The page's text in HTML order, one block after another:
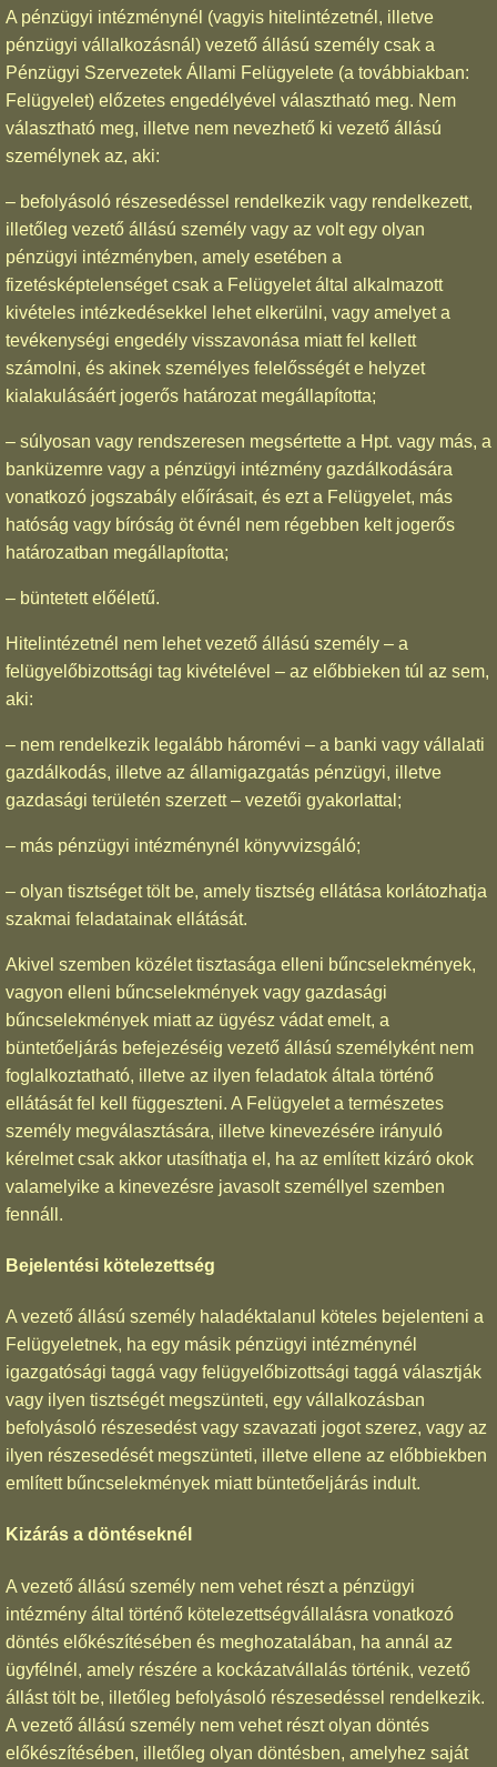
A pénzügyi intézménynél (vagyis hitelintézetnél, illetve
pénzügyi vállalkozásnál) vezető állású személy csak a
Pénzügyi Szervezetek Állami Felügyelete (a továbbiakban:
Felügyelet) előzetes engedélyével választható meg. Nem
választható meg, illetve nem nevezhető ki vezető állású
személynek az, aki:
– befolyásoló részesedéssel rendelkezik vagy rendelkezett,
illetőleg vezető állású személy vagy az volt egy olyan
pénzügyi intézményben, amely esetében a
fizetésképtelenséget csak a Felügyelet által alkalmazott
kivételes intézkedésekkel lehet elkerülni, vagy amelyet a
tevékenységi engedély visszavonása miatt fel kellett
számolni, és akinek személyes felelősségét e helyzet
kialakulásáért jogerős határozat megállapította;
– súlyosan vagy rendszeresen megsértette a Hpt. vagy más, a
banküzemre vagy a pénzügyi intézmény gazdálkodására
vonatkozó jogszabály előírásait, és ezt a Felügyelet, más
hatóság vagy bíróság öt évnél nem régebben kelt jogerős
határozatban megállapította;
– büntetett előéletű.
Hitelintézetnél nem lehet vezető állású személy – a
felügyelőbizottsági tag kivételével – az előbbieken túl az sem,
aki:
– nem rendelkezik legalább háromévi – a banki vagy vállalati
gazdálkodás, illetve az államigazgatás pénzügyi, illetve
gazdasági területén szerzett – vezetői gyakorlattal;
– más pénzügyi intézménynél könyvvizsgáló;
– olyan tisztséget tölt be, amely tisztség ellátása korlátozhatja
szakmai feladatainak ellátását.
Akivel szemben közélet tisztasága elleni bűncselekmények,
vagyon elleni bűncselekmények vagy gazdasági
bűncselekmények miatt az ügyész vádat emelt, a
büntetőeljárás befejezéséig vezető állású személyként nem
foglalkoztatható, illetve az ilyen feladatok általa történő
ellátását fel kell függeszteni. A Felügyelet a természetes
személy megválasztására, illetve kinevezésére irányuló
kérelmet csak akkor utasíthatja el, ha az említett kizáró okok
valamelyike a kinevezésre javasolt személlyel szemben
fennáll.
Bejelentési kötelezettség
A vezető állású személy haladéktalanul köteles bejelenteni a
Felügyeletnek, ha egy másik pénzügyi intézménynél
igazgatósági taggá vagy felügyelőbizottsági taggá választják
vagy ilyen tisztségét megszünteti, egy vállalkozásban
befolyásoló részesedést vagy szavazati jogot szerez, vagy az
ilyen részesedését megszünteti, illetve ellene az előbbiekben
említett bűncselekmények miatt büntetőeljárás indult.
Kizárás a döntéseknél
A vezető állású személy nem vehet részt a pénzügyi
intézmény által történő kötelezettségvállalásra vonatkozó
döntés előkészítésében és meghozatalában, ha annál az
ügyfélnél, amely részére a kockázatvállalás történik, vezető
állást tölt be, illetőleg befolyásoló részesedéssel rendelkezik.
A vezető állású személy nem vehet részt olyan döntés
előkészítésében, illetőleg olyan döntésben, amelyhez saját